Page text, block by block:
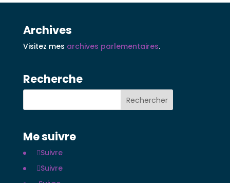
Archives
Visitez mes archives parlementaires.
Recherche
Me suivre
Suivre
Suivre